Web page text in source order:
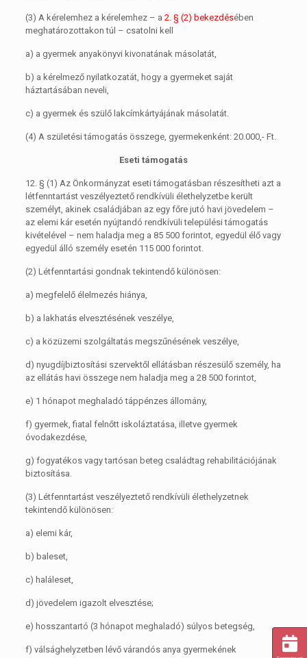
(3) A kérelemhez a kérelemhez – a 2. § (2) bekezdésében
meghatározottakon túl – csatolni kell
a) a gyermek anyakönyvi kivonatának másolatát,
b) a kérelmező nyilatkozatát, hogy a gyermeket saját
háztartásában neveli,
c) a gyermek és szülő lakcímkártyájának másolatát.
(4) A születési támogatás összege, gyermekenként: 20.000,- Ft.
Eseti támogatás
12. § (1) Az Önkormányzat eseti támogatásban részesítheti azt a
létfenntartást veszélyeztető rendkívüli élethelyzetbe került
személyt, akinek családjában az egy főre jutó havi jövedelem –
az elemi kár esetén nyújtandó rendkívüli települési támogatás
kivételével – nem haladja meg a 85 500 forintot, egyedül élő vagy
egyedül álló személy esetén 115 000 forintot.
(2) Létfenntartási gondnak tekintendő különösen:
a) megfelelő élelmezés hiánya,
b) a lakhatás elvesztésének veszélye,
c) a közüzemi szolgáltatás megszűnésének veszélye,
d) nyugdíjbiztosítási szervektől ellátásban részesülő személy, ha
az ellátás havi összege nem haladja meg a 28 500 forintot,
e) 1 hónapot meghaladó táppénzes állomány,
f) gyermek, fiatal felnőtt iskoláztatása, illetve gyermek
óvodakezdése,
g) fogyatékos vagy tartósan beteg családtag rehabilitációjának
biztosítása.
(3) Létfenntartást veszélyeztető rendkívüli élethelyzetnek
tekintendő különösen:
a) elemi kár,
b) baleset,
c) haláleset,
d) jövedelem igazolt elvesztése;
e) hosszantartó (3 hónapot meghaladó) súlyos betegség,
f) válsághelyzetben lévő várandós anya gyermekének